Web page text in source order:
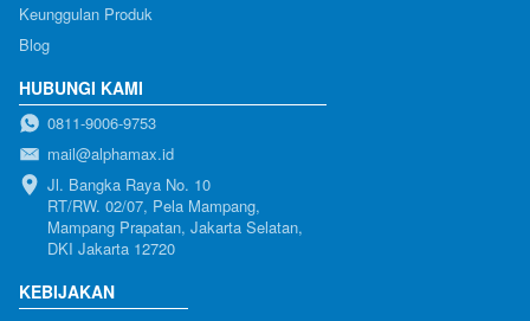
Keunggulan Produk
Blog
HUBUNGI KAMI
0811-9006-9753
mail@alphamax.id
Jl. Bangka Raya No. 10
RT/RW. 02/07, Pela Mampang,
Mampang Prapatan, Jakarta Selatan,
DKI Jakarta 12720
KEBIJAKAN